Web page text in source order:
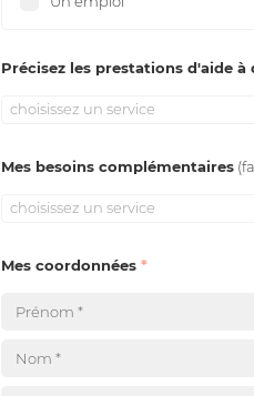
Précisez les prestations d'aide à
choisissez un service
Mes besoins complémentaires
choisissez un service
Mes coordonnées